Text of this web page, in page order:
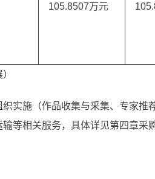
105.8507万元
实施（作品收集与采集、专家推
等相关服务，具体详见第四章采